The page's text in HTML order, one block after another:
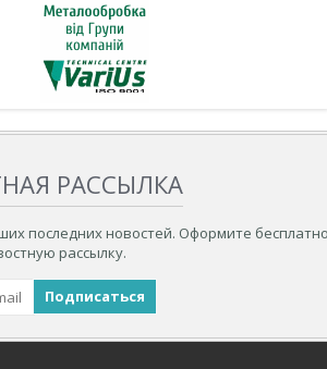
РАССЫЛКА
последних новостей. Оформите
рассылку.